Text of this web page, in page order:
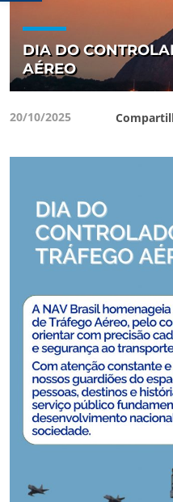
DIA DO
AÉREO
20/10/2025